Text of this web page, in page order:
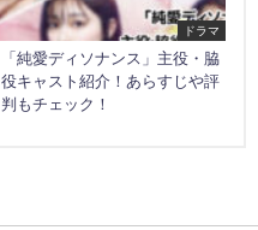
ドラマ
「純愛ディソナンス」主役・脇
役キャスト紹介！あらすじや評
判もチェック！